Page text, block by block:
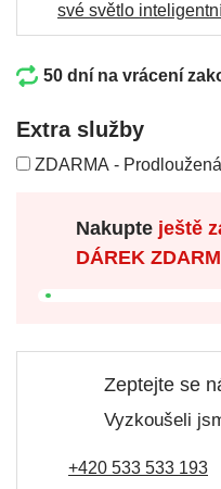
své světlo
50 dní na vrácení
Extra služby
ZDARMA -
Nakupte ještě
DÁREK
Zeptejte se
Vyzkoušeli
+420 533 533 193